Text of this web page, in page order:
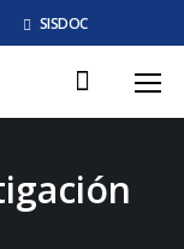
SISDOC